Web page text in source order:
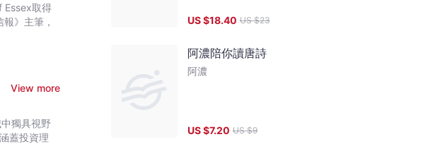
Essex取得
》主筆，
View more
獨具視野
蓋投資理
US $18.40 US $23
阿濃陪你讀唐詩
阿濃
US $7.20 US $9